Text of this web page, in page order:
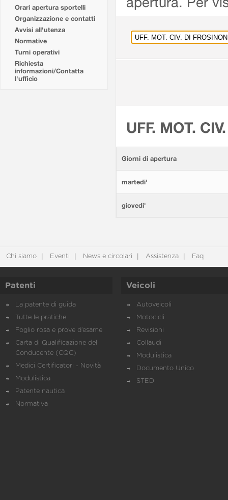
Orari apertura sportelli
Organizzazione e contatti
Avvisi all'utenza
Normative
Turni operativi
Richiesta
informazioni/Contatta
l'ufficio
UFF. MOT.
Giorni di apertura
martedi'
giovedi'
Chi siamo Eventi News e circolari Assistenza Faq
Patenti
La patente di guida
Tutte le pratiche
Foglio rosa e prove d’esame
Carta di Qualificazione del
Conducente (CQC)
Medici Certificatori - Novità
Modulistica
Patente nautica
Normativa
Veicoli
Autoveicoli
Motocicli
Revisioni
Collaudi
Modulistica
Documento Unico
STED